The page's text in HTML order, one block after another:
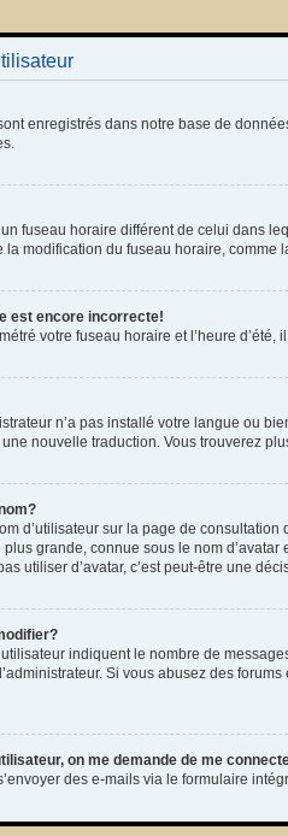
enregistrés dans notre base de
un fuseau horaire différent de celui dans
modification du fuseau horaire, comme
est encore incorrecte!
votre fuseau horaire et l’heure
n’a pas installé votre langue ou
nouvelle traduction. Vous trouverez
d’utilisateur sur la page de
grande, connue sous le nom
utiliser d’avatar, c’est peut-être une
indiquent le nombre de
Si vous abusez des
on me demande de me
des e-mails via le formulaire